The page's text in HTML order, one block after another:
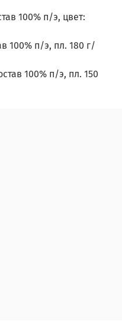
100% п/э, цвет:
100% п/э, пл. 180 г/
100% п/э, пл. 150